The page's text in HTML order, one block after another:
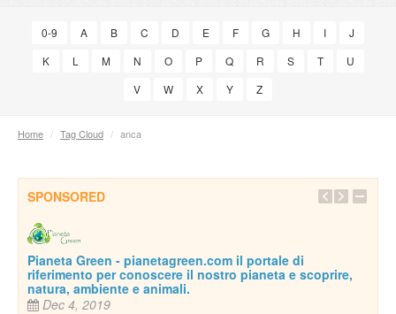
0-9 A B C D E F G H I
J
K
L M N O P Q R S T
U
V
W X Y Z
Home / Tag Cloud / anca
SPONSORED
Pianeta Green - pianetagreen.com il portale di
riferimento per conoscere il nostro pianeta e scoprire,
natura, ambiente e animali.
Dec 4, 2019